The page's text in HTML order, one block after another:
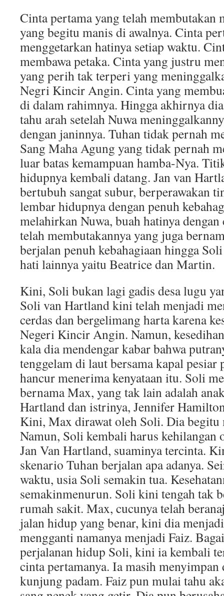
Cinta pertama yang telah membutakan
yang begitu manis di awalnya. Cinta
menggetarkan hatinya setiap waktu.
membawa petaka. Cinta yang justru
yang perih tak terperi yang
Negri Kincir Angin. Cinta yang
di dalam rahimnya. Hingga akhirnya
tahu arah setelah Nuwa
dengan janinnya. Tuhan tidak pernah
Sang Maha Agung yang tidak pernah
luar batas kemampuan hamba-Nya.
hidupnya kembali datang. Jan van
bertubuh sangat subur, berperawakan
lembar hidupnya dengan penuh
melahirkan Nuwa, buah hatinya
telah membutakannya yang juga
berjalan penuh kebahagiaan hingga
hati lainnya yaitu Beatrice dan Martin.
Kini, Soli bukan lagi gadis desa lugu
Soli van Hartland kini telah menjadi
cerdas dan bergelimang harta karena
Negeri Kincir Angin. Namun,
kala dia mendengar kabar bahwa
tenggelam di laut bersama kapal
hancur menerima kenyataan itu. Soli
bernama Max, yang tak lain adalah
Hartland dan istrinya, Jennifer
Kini, Max dirawat oleh Soli. Dia begitu
Namun, Soli kembali harus kehilangan
Jan Van Hartland, suaminya tercinta.
skenario Tuhan berjalan apa adanya.
waktu, usia Soli semakin tua.
semakinmenurun. Soli kini tengah tak
rumah sakit. Max, cucunya telah
jalan hidup yang benar, kini dia
mengganti namanya menjadi Faiz.
perjalanan hidup Soli, kini ia kembali
cinta pertamanya. Ia masih menyimpan
kunjung padam. Faiz pun mulai tahu